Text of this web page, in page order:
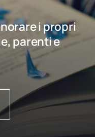
i propri
parenti e